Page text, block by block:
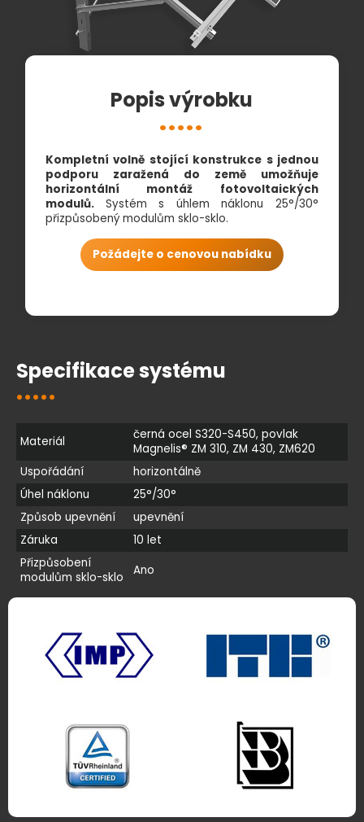
Popis výrobku
Kompletní volně stojící konstrukce s jednou
podporu zaražená do země umožňuje
horizontální montáž fotovoltaických
modulů. Systém s úhlem náklonu 25°/30°
přizpůsobený modulům sklo-sklo.
Požádejte o cenovou nabídku
Specifikace systému
Materiál
černá ocel S320-S450, povlak
Magnelis® ZM 310, ZM 430, ZM620
Uspořádání
horizontálně
Úhel náklonu
25°/30°
Způsob upevnění
upevnění
Záruka
10 let
Přizpůsobení
modulům sklo-sklo
Ano